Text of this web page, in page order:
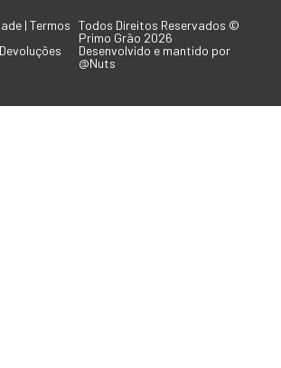
Todos Direitos Reservados ©
Primo Grão 2026
Desenvolvido e mantido por
@Nuts
| Termos